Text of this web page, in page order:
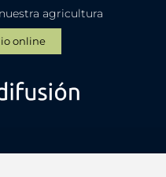
agricultura
online